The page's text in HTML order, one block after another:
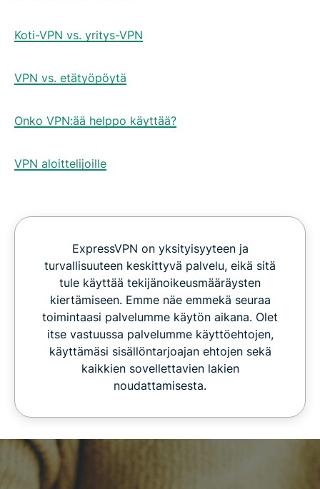
Koti-VPN vs. yritys-VPN
VPN vs. etätyöpöytä
Onko VPN:ää helppo käyttää?
VPN aloittelijoille
ExpressVPN on yksityisyyteen ja
turvallisuuteen keskittyvä palvelu, eikä sitä
tule käyttää tekijänoikeusmääräysten
kiertämiseen. Emme näe emmekä seuraa
toimintaasi palvelumme käytön aikana. Olet
itse vastuussa palvelumme käyttöehtojen,
käyttämäsi sisällöntarjoajan ehtojen sekä
kaikkien sovellettavien lakien
noudattamisesta.